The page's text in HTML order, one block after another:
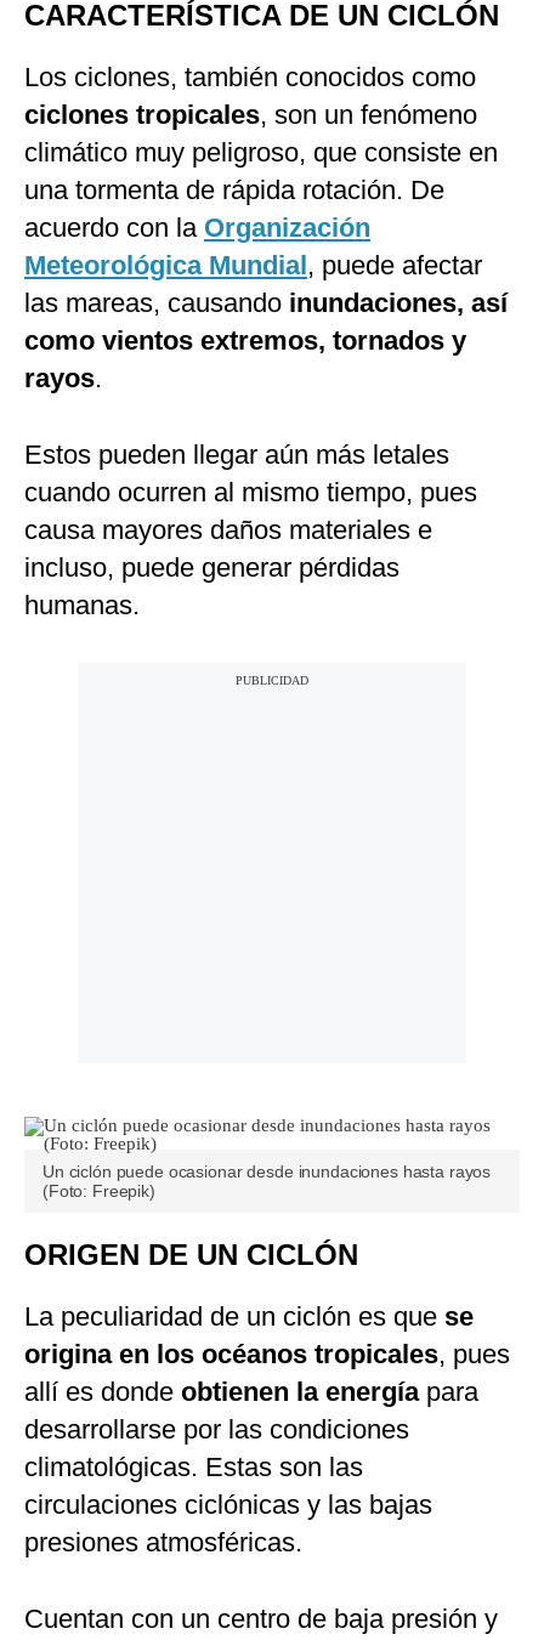
CARACTERÍSTICA DE UN CICLÓN
Los ciclones, también conocidos como
ciclones tropicales, son un fenómeno
climático muy peligroso, que consiste en
una tormenta de rápida rotación. De
acuerdo con la Organización
Meteorológica Mundial, puede afectar
las mareas, causando inundaciones, así
como vientos extremos, tornados y
rayos.
Estos pueden llegar aún más letales
cuando ocurren al mismo tiempo, pues
causa mayores daños materiales e
incluso, puede generar pérdidas
humanas.
Un ciclón puede ocasionar desde inundaciones hasta rayos
(Foto: Freepik)
ORIGEN DE UN CICLÓN
La peculiaridad de un ciclón es que se
origina en los océanos tropicales, pues
allí es donde obtienen la energíapara
desarrollarse por las condiciones
climatológicas. Estas son las
circulaciones ciclónicas y las bajas
presiones atmosféricas.
Cuentan con un centro de baja presión y